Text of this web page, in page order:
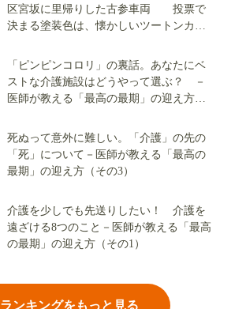
区宮坂に里帰りした古参車両 投票で
決まる塗装色は、懐かしいツートンカラ
「ピンピンコロリ」の裏話。あなたにベ
ストな介護施設はどうやって選ぶ？ －
医師が教える「最高の最期」の迎え方
死ぬって意外に難しい。「介護」の先の
「死」について－医師が教える「最高の
最期」の迎え方（その3）
介護を少しでも先送りしたい！ 介護を
遠ざける8つのこと－医師が教える「最高
の最期」の迎え方（その1）
ランキングをもっと見る